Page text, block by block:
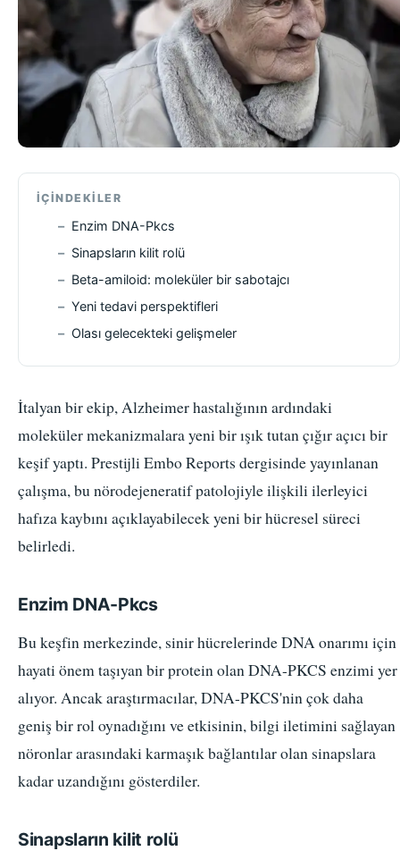
İÇINDEKILER
Enzim DNA-Pkcs
Sinapsların kilit rolü
Beta-amiloid: moleküler bir sabotajcı
Yeni tedavi perspektifleri
Olası gelecekteki gelişmeler
İtalyan bir ekip, Alzheimer hastalığının ardındaki
moleküler mekanizmalara yeni bir ışık tutan çığır açıcı bir
keşif yaptı. Prestijli Embo Reports dergisinde yayınlanan
çalışma, bu nörodejeneratif patolojiyle ilişkili ilerleyici
hafıza kaybını açıklayabilecek yeni bir hücresel süreci
belirledi.
Enzim DNA-Pkcs
Bu keşfin merkezinde, sinir hücrelerinde DNA onarımı için
hayati önem taşıyan bir protein olan DNA-PKCS enzimi yer
alıyor. Ancak araştırmacılar, DNA-PKCS'nin çok daha
geniş bir rol oynadığını ve etkisinin, bilgi iletimini sağlayan
nöronlar arasındaki karmaşık bağlantılar olan sinapslara
kadar uzandığını gösterdiler.
Sinapsların kilit rolü